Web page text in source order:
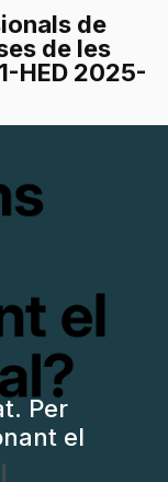
de
de les
HED 2025-
Per
el